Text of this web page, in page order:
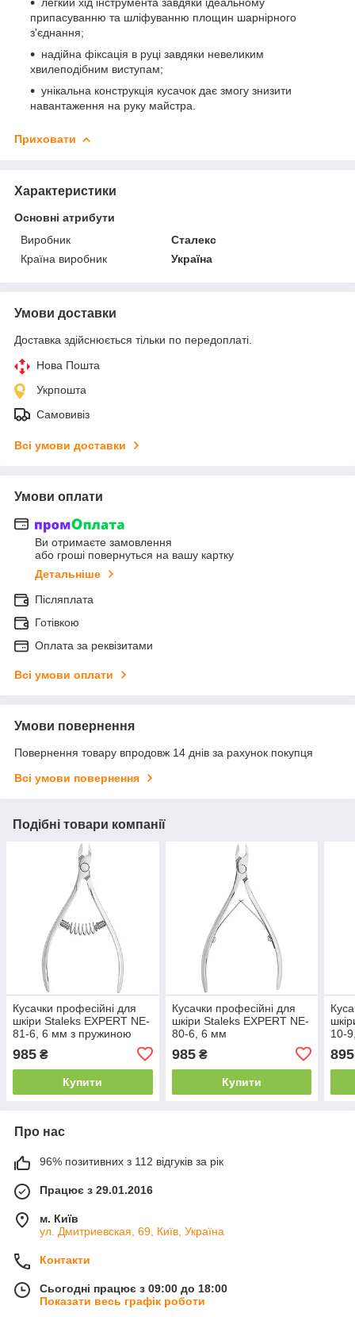
припасуванню та шліфуванню площин шарнірного
з'єднання;
надійна фіксація в руці завдяки невеликим
хвилеподібним виступам;
унікальна конструкція кусачок дає змогу знизити
навантаження на руку майстра.
Приховати
Характеристики
Основні атрибути
Виробник
Сталекс
Країна виробник
Україна
Умови доставки
Доставка здійснюється тільки по передоплаті.
Нова Пошта
Укрпошта
Самовивіз
Всі умови доставки
Умови оплати
Ви отримаєте замовлення
або гроші повернуться на вашу картку
Детальніше
Післяплата
Готівкою
Оплата за реквізитами
Всі умови оплати
Умови повернення
Повернення товару впродовж 14 днів за рахунок покупця
Всі умови повернення
Подібні товари компанії
Кусачки професійні для
шкіри Staleks EXPERT NE-
81-6, 6 мм з пружиною
985 ₴
Купити
Кусачки професійні для
шкіри Staleks EXPERT NE-
80-6, 6 мм
985₴
Купити
10-
895
Про нас
96% позитивних з 112 відгуків за рік
Працює з 29.01.2016
м. Київ
ул. Дмитриевская, 69, Київ, Україна
Контакти
Сьогодні працює з 09:00 до 18:00
Показати весь графік роботи